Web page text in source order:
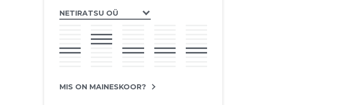
NETIRATSU OÜ
MIS ON MAINESKOOR?